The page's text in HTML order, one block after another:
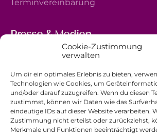
Cookie-Zustimmung
verwalten
Um dir ein optimales Erlebnis zu bieten,
Technologien wie Cookies, um
und/oder darauf zuzugreifen. Wenn du diesen
zustimmst, können wir Daten wie das
eindeutige IDs auf dieser Website verarbeiten.
Zustimmung nicht erteilst oder zurückziehst,
Merkmale und Funktionen beeinträchtigt
Terminvereinbarung
Presse & Medien
5, avenue Marie-Thérèse
+352 44 743 340
comm@ewb.lu
Spenden